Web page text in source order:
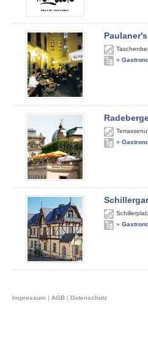
»
»
»
Impressum | AGB | Datenschutz